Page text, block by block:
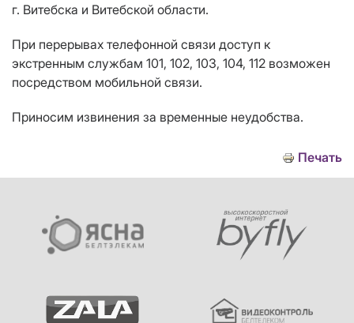
г. Витебска и Витебской области.
При перерывах телефонной связи доступ к
экстренным службам 101, 102, 103, 104, 112 возможен
посредством мобильной связи.
Приносим извинения за временные неудобства.
Печать